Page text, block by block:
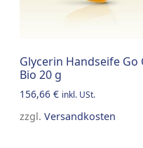
Glycerin Handseife Go
Bio 20 g
156,66€ inkl. USt.
zzgl.Versandkosten